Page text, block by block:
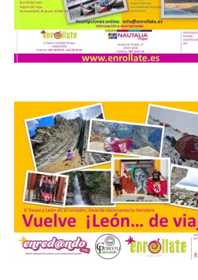
8 Ago 2026
Nueva edición de
Enróllate, la
Conceyu País Llionés y el Diario
Turismo, Ocio e Información
jóvenes “Enredando.info”. Pilar Aller
nos envía la décimo […]
Los minerales y sus usos
más comunes centran la
nueva exposición del
Museo de la Siderurgia y